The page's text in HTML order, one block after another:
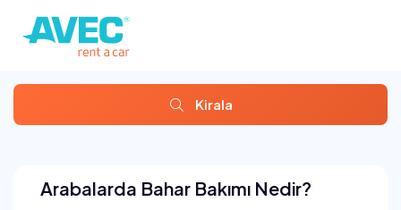
Kirala
Arabalarda Bahar Bakımı Nedir?